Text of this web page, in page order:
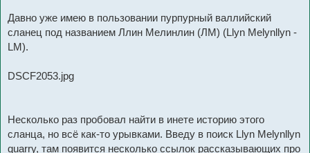
Давно уже имею в пользовании пурпурный валлийский
сланец под названием Ллин Мелинлин (ЛМ) (Llyn Melynllyn -
LM).
DSCF2053.jpg
Несколько раз пробовал найти в инете историю этого
сланца, но всё как-то урывками. Введу в поиск Llyn Melynllyn
quarry, там появится несколько ссылок рассказывающих про